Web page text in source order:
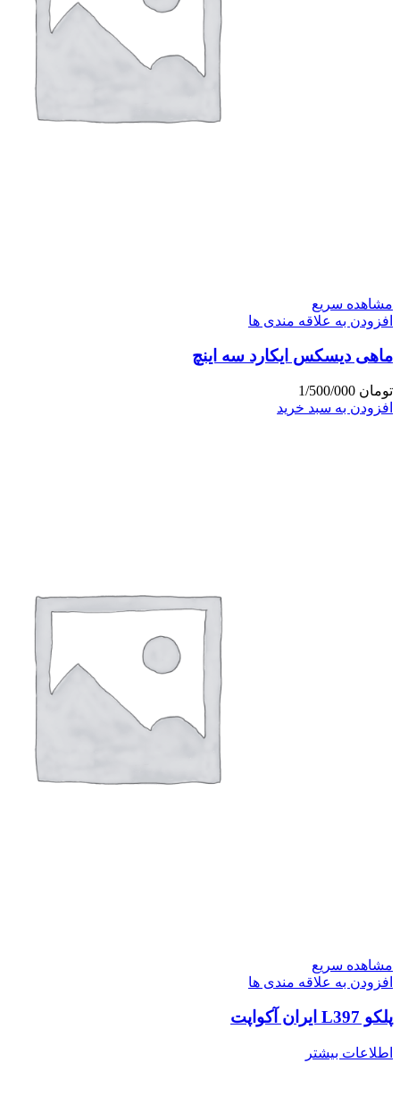
مشاهده سریع
افزودن به علاقه مندی ها
ماهی دیسکس ایکارد سه اینچ
تومان
افزودن به سبد خرید
مشاهده سریع
افزودن به علاقه مندی ها
پلکو L397 ایران آکواپت
اطلاعات بیشتر